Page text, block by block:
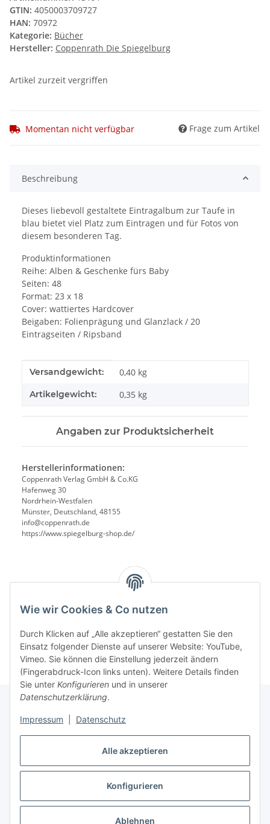
Alle akzeptieren
Konfigurieren
Ablehnen
Wie wir Cookies & Co nutzen
Durch Klicken auf „Alle akzeptieren“ gestatten Sie den
Einsatz folgender Dienste auf unserer Website: YouTube,
Vimeo. Sie können die Einstellung jederzeit ändern
(Fingerabdruck-Icon links unten). Weitere Details finden
Sie unter Konfigurieren und in unserer
Datenschutzerklärung.
Impressum Datenschutz
GTIN: 4050003709727
HAN: 70972
Kategorie: Bücher
Hersteller: Coppenrath Die Spiegelburg
Artikel zurzeit vergriffen
Momentan nicht verfügbar Frage zum Artikel
Beschreibung
Dieses liebevoll gestaltete Eintragalbum zur Taufe in
blau bietet viel Platz zum Eintragen und für Fotos von
diesem besonderen Tag.
Produktinformationen
Reihe: Alben & Geschenke fürs Baby
Seiten: 48
Format: 23 x 18
Cover: wattiertes Hardcover
Beigaben: Folienprägung und Glanzlack / 20
Eintragseiten / Ripsband
Produkteigenschaft
Wert
Versandgewicht: 0,40 kg
Artikelgewicht: 0,35 kg
Angaben zur Produktsicherheit
Herstellerinformationen:
Coppenrath Verlag GmbH & Co.KG
Hafenweg 30
Nordrhein-Westfalen
Münster, Deutschland, 48155
info@coppenrath.de
https://www.spiegelburg-shop.de/
Benachrichtigen, wenn verfügbar